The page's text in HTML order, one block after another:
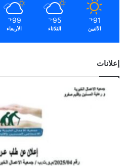
91
℉
الأثنين
95
℉
الثلاثاء
99
℉
الأربعاء
إعلانات